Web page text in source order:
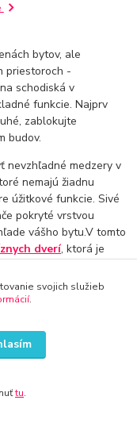
bytov, ale
priestoroch -
schodiská v
funkcie. Najprv
zablokujte
budov.
nevzhľadné medzery v
nemajú žiadnu
úžitkové funkcie. Sivé
pokryté vrstvou
vášho bytu.V tomto
dverí, ktorá je
v stene za svojim
na stenách
rôznym zariadeniam
veľký význam pre
svojich služieb
.
tu.